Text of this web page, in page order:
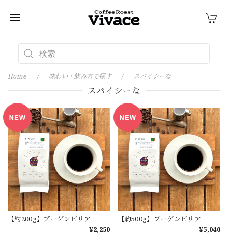
Home 味わい・飲み方で探す スパイシーな
スパイシーな
【約200g】ブーゲンビリア
¥2,250
【約500g】ブーゲンビリア
¥5,040